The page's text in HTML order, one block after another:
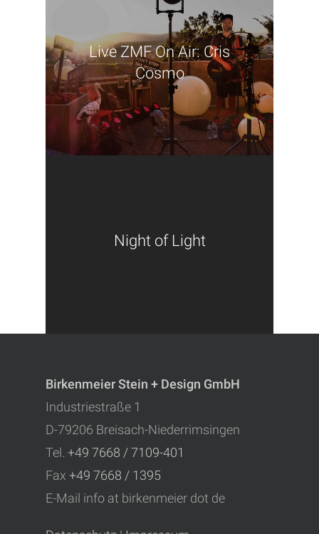
Live ZMF On Air: Cris
Cosmo
Night of Light
Birkenmeier Stein + Design GmbH
Industriestraße 1
D-79206 Breisach-Niederrimsingen
Tel. +49 7668 / 7109-401
Fax +49 7668 / 1395
E-Mail info at birkenmeier dot de